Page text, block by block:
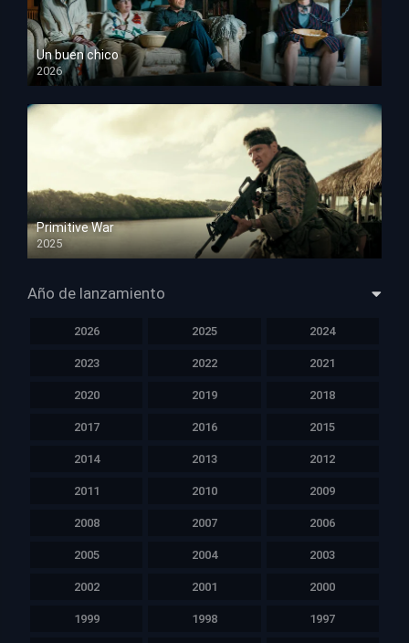
Un buen chico
2026
HD 1080p
Primitive War
2025
HD 1080p
Año de lanzamiento
2026 2025 2024
2023 2022 2021
2020 2019 2018
2017 2016 2015
2014 2013 2012
2011 2010 2009
2008 2007 2006
2005 2004 2003
2002 2001 2000
1999 1998 1997